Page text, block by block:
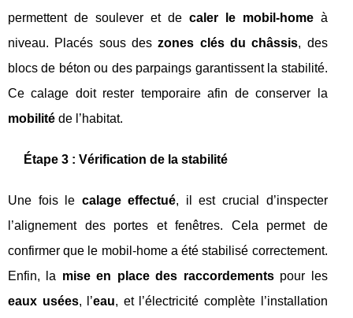
permettent de soulever et de caler le mobil-homeà
niveau. Placés sous deszones clés du châssis, des
blocs de béton ou des parpaings garantissent la stabilité.
Ce calage doit rester temporaire afin de conserver la
mobilité de l’habitat.
Étape 3 : Vérification de la stabilité
Une fois le calage effectué, il est crucial d’inspecter
l’alignement des portes et fenêtres. Cela permet de
confirmer que le mobil-home a été stabilisé correctement.
Enfin, la mise en place des raccordementspour les
eaux usées, l’eau, et l’électricité complète l’installation